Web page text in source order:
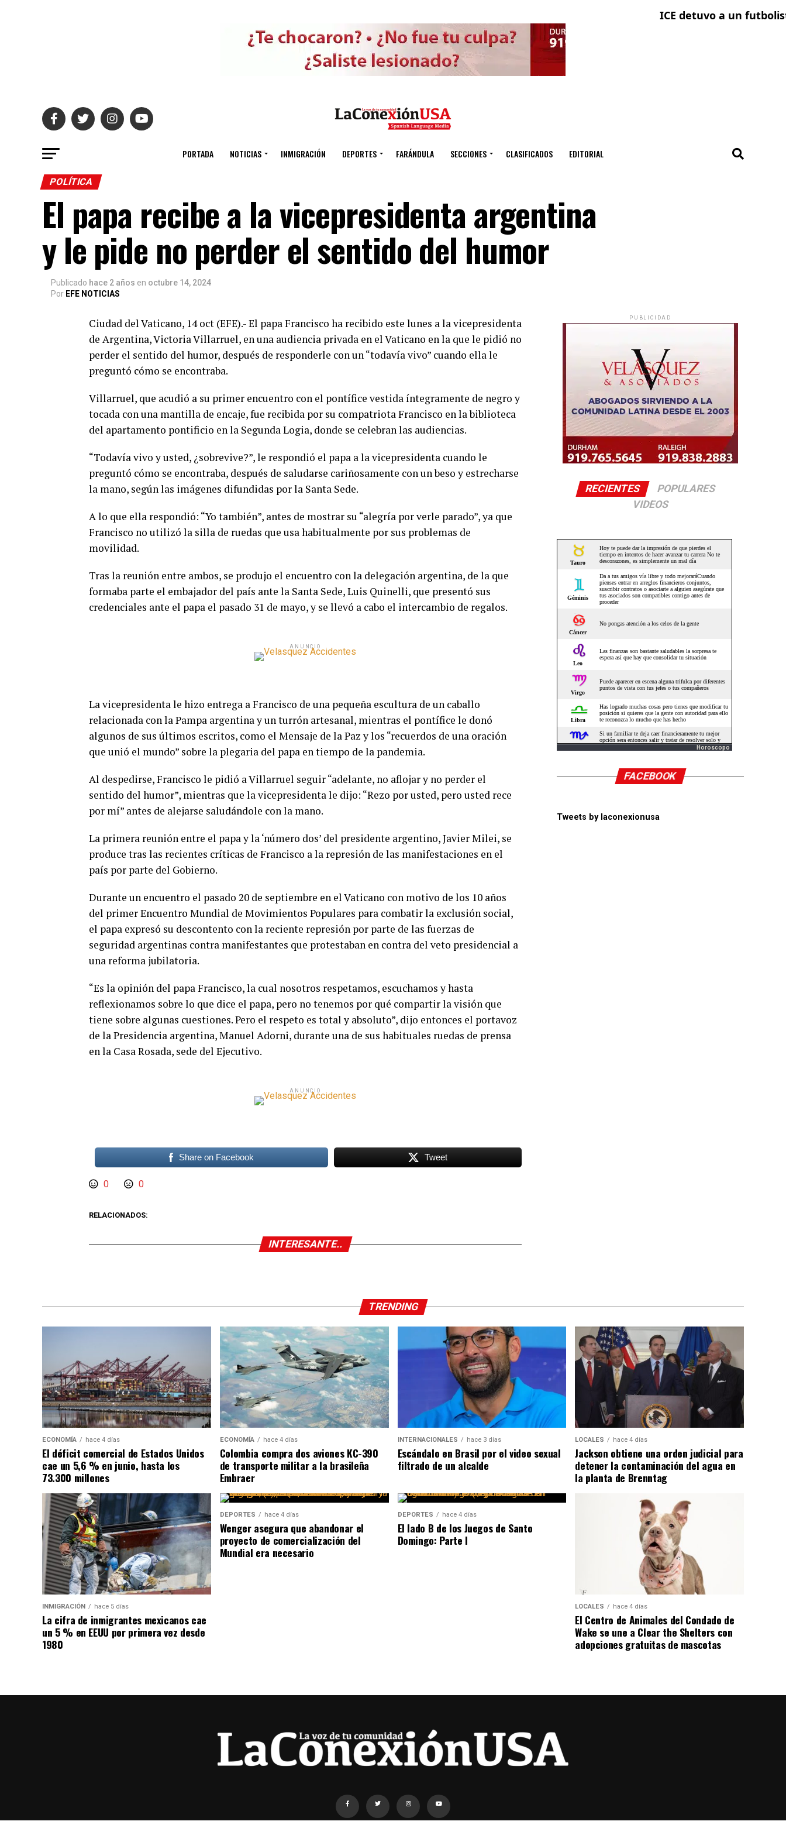
ICE detuvo a un futbolista
PORTADA NOTICIAS INMIGRACIÓN DEPORTES FARÁNDULA SECCIONES CLASIFICADOS EDITORIAL
POLÍTICA
El papa recibe a la vicepresidenta argentina
y le pide no perder el sentido del humor
Publicado hace 2 años en octubre 14, 2024
Por EFE NOTICIAS
Ciudad del Vaticano, 14 oct (EFE).- El papa Francisco ha recibido este lunes a la vicepresidenta
de Argentina, Victoria Villarruel, en una audiencia privada en el Vaticano en la que le pidió no
perder el sentido del humor, después de responderle con un “todavía vivo” cuando ella le
preguntó cómo se encontraba.
Villarruel, que acudió a su primer encuentro con el pontífice vestida íntegramente de negro y
tocada con una mantilla de encaje, fue recibida por su compatriota Francisco en la biblioteca
del apartamento pontificio en la Segunda Logia, donde se celebran las audiencias.
“Todavía vivo y usted, ¿sobrevive?”, le respondió el papa a la vicepresidenta cuando le
preguntó cómo se encontraba, después de saludarse cariñosamente con un beso y estrecharse
la mano, según las imágenes difundidas por la Santa Sede.
A lo que ella respondió: “Yo también”, antes de mostrar su “alegría por verle parado”, ya que
Francisco no utilizó la silla de ruedas que usa habitualmente por sus problemas de
movilidad.
Tras la reunión entre ambos, se produjo el encuentro con la delegación argentina, de la que
formaba parte el embajador del país ante la Santa Sede, Luis Quinelli, que presentó sus
credenciales ante el papa el pasado 31 de mayo, y se llevó a cabo el intercambio de regalos.
ANUNCIO
La vicepresidenta le hizo entrega a Francisco de una pequeña escultura de un caballo
relacionada con la Pampa argentina y un turrón artesanal, mientras el pontífice le donó
algunos de sus últimos escritos, como el Mensaje de la Paz y los “recuerdos de una oración
que unió el mundo” sobre la plegaria del papa en tiempo de la pandemia.
Al despedirse, Francisco le pidió a Villarruel seguir “adelante, no aflojar y no perder el
sentido del humor”, mientras que la vicepresidenta le dijo: “Rezo por usted, pero usted rece
por mí” antes de alejarse saludándole con la mano.
La primera reunión entre el papa y la ‘número dos’ del presidente argentino, Javier Milei, se
produce tras las recientes críticas de Francisco a la represión de las manifestaciones en el
país por parte del Gobierno.
Durante un encuentro el pasado 20 de septiembre en el Vaticano con motivo de los 10 años
del primer Encuentro Mundial de Movimientos Populares para combatir la exclusión social,
el papa expresó su descontento con la reciente represión por parte de las fuerzas de
seguridad argentinas contra manifestantes que protestaban en contra del veto presidencial a
una reforma jubilatoria.
“Es la opinión del papa Francisco, la cual nosotros respetamos, escuchamos y hasta
reflexionamos sobre lo que dice el papa, pero no tenemos por qué compartir la visión que
tiene sobre algunas cuestiones. Pero el respeto es total y absoluto”, dijo entonces el portavoz
de la Presidencia argentina, Manuel Adorni, durante una de sus habituales ruedas de prensa
en la Casa Rosada, sede del Ejecutivo.
ANUNCIO
Share on Facebook Tweet
0 0
RELACIONADOS:
INTERESANTE..
PUBLICIDAD
RECIENTES
POPULARES
VIDEOS
Horoscopo
FACEBOOK
Tweets by laconexionusa
TRENDING
ECONOMÍA hace 4 días
El déficit comercial de Estados Unidos
cae un 5,6 % en junio, hasta los
73.300 millones
ECONOMÍA hace 4 días
Colombia compra dos aviones KC-390
de transporte militar a la brasileña
Embraer
INTERNACIONALES hace 3 días
Escándalo en Brasil por el video sexual
filtrado de un alcalde
LOCALES hace 4 días
Jackson obtiene una orden judicial para
detener la contaminación del agua en
la planta de Brenntag
INMIGRACIÓN hace 5 días
La cifra de inmigrantes mexicanos cae
un 5 % en EEUU por primera vez desde
1980
DEPORTES hace 4 días
Wenger asegura que abandonar el
proyecto de comercialización del
Mundial era necesario
DEPORTES hace 4 días
El lado B de los Juegos de Santo
Domingo: Parte I
LOCALES hace 4 días
El Centro de Animales del Condado de
Wake se une a Clear the Shelters con
adopciones gratuitas de mascotas